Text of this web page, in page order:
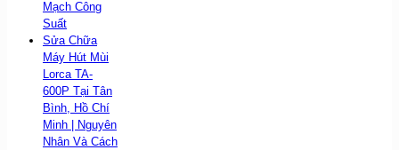
Mạch Công
Suất
Sửa Chữa
Máy Hút Mùi
Lorca TA-
600P Tại Tân
Bình, Hồ Chí
Minh | Nguyên
Nhân Và Cách